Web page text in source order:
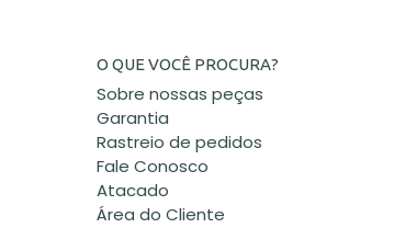
O QUE VOCÊ PROCURA?
Sobre nossas peças
Garantia
Rastreio de pedidos
Fale Conosco
Atacado
Área do Cliente